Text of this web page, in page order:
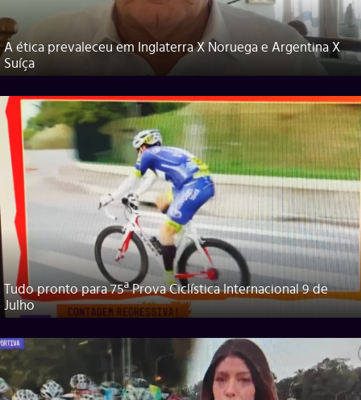
A ética prevaleceu em Inglaterra X Noruega e Argentina X
Suíça
Tudo pronto para 75ª Prova Ciclística Internacional 9 de
Julho